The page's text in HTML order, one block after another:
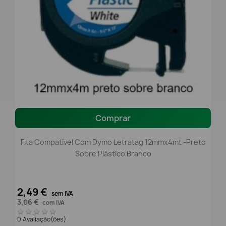
Comprar
Fita Compatível Com Dymo Letratag 12mmx4mt -preto
Sobre Plástico Branco
2,49 € sem IVA
3,06 € com IVA
0 Avaliação(ões)